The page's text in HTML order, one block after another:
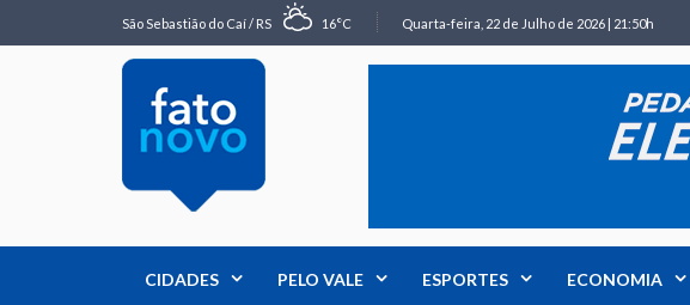
São Sebastião do Caí / RS 16°C Quarta-feira, 22 de Julho de 2026 | 21:50h
CIDADES PELO VALE ESPORTES ECONOMIA